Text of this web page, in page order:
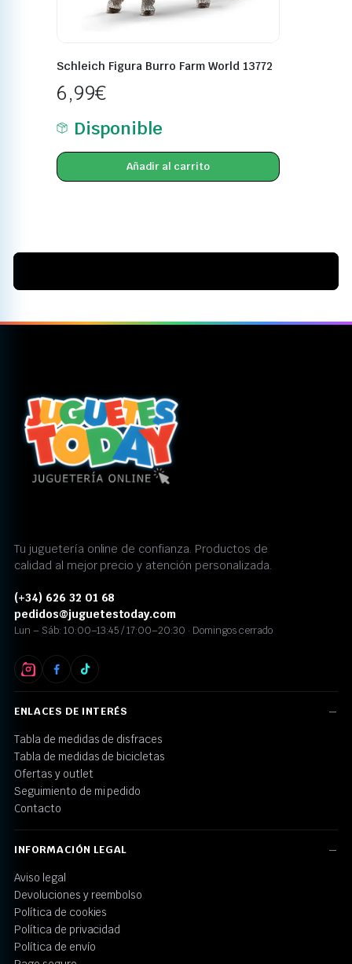
Schleich Figura Burro Farm World 13772
6,99€
Disponible
Añadir al carrito
Tu juguetería online de confianza. Productos de
calidad al mejor precio y atención personalizada.
(+34) 626 32 01 68
pedidos@juguetestoday.com
Lun – Sáb: 10:00–13:45 / 17:00–20:30 · Domingos cerrado
ENLACES DE INTERÉS
Tabla de medidas de disfraces
Tabla de medidas de bicicletas
Ofertas y outlet
Seguimiento de mi pedido
Contacto
INFORMACIÓN LEGAL
Aviso legal
Devoluciones y reembolso
Política de cookies
Política de privacidad
Política de envío